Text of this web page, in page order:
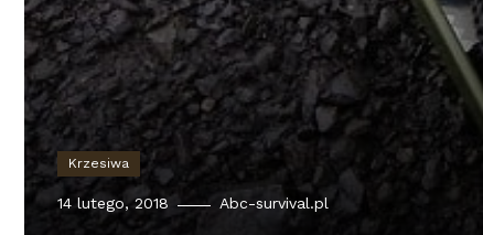
Krzesiwa
14 lutego, 2018 Abc-survival.pl